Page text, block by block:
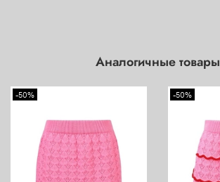
Аналогичные товары
-50% -50%